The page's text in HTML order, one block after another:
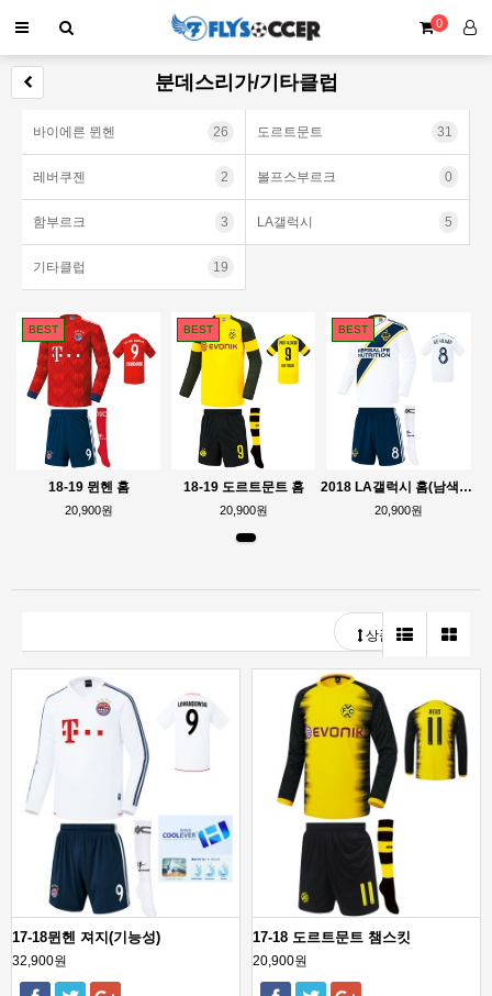
0
분데스리가/기타클럽
바이에른 뮌헨 26 도르트문트 31
레버쿠젠 2 볼프스부르크 0
함부르크 3 LA갤럭시 5
기타클럽 19
BEST
18-19 뮌헨 홈
20,900원
BEST
18-19 도르트문트 홈
20,900원
BEST
2018 LA갤럭시 홈(남색하의)
20,900원
상품정렬
17-18뮌헨 져지(기능성)
32,900원
17-18 도르트문트 챔스킷
20,900원